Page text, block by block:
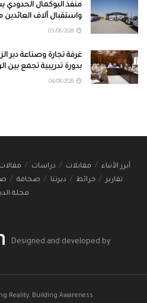
منفذ البوكمال الحدودي
واستقبال آلاف العائدين
غرفة تجارة وصناعة دير
بدورة تدريبية تجمع بين
أبرز الأنباء مقابلات دراسات
تقارير
خرائط ديرتنا صحافة
مجلة
Designed and developed by
Reality, Building Awareness